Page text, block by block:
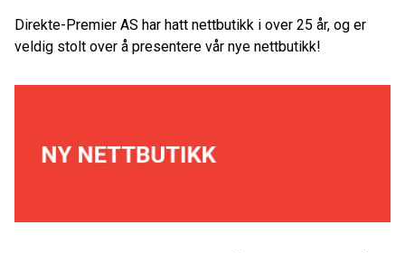
Direkte-Premier AS har hatt nettbutikk i over 25 år, og er
veldig stolt over å presentere vår nye nettbutikk!